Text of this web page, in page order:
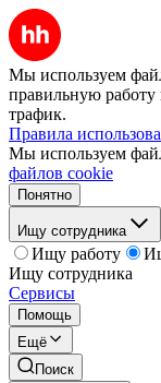
Мы используем
правильную работу
трафик.
Правила
Мы используем
файлов cookie
Понятно
Ищу сотрудника
Ищу работу
Ищу сотрудника
Сервисы
Помощь
Ещё
Поиск